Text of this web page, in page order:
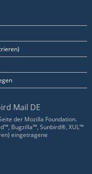
Mail DE
der Mozilla Foundation.
Bugzilla™, Sunbird®, XUL™
eingetragene